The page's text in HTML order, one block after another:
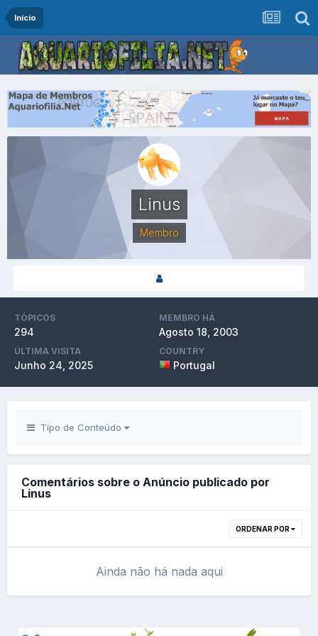
Início
Linus
Membro
TÓPICOS
294
MEMBRO HÁ
Agosto 18, 2003
ÚLTIMA VISITA
Junho 24, 2025
COUNTRY
Portugal
Tipo de Conteúdo
Comentários sobre o Anúncio publicado por
Linus
ORDENAR POR
Ainda não há nada aqui